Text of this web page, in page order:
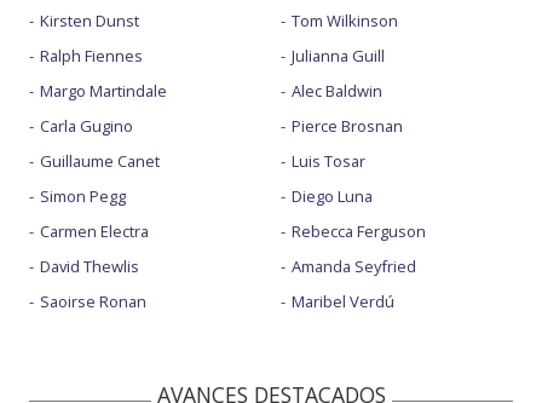
Kirsten Dunst
Ralph Fiennes
Margo Martindale
Carla Gugino
Guillaume Canet
Simon Pegg
Carmen Electra
David Thewlis
Saoirse Ronan
Tom Wilkinson
Julianna Guill
Alec Baldwin
Pierce Brosnan
Luis Tosar
Diego Luna
Rebecca Ferguson
Amanda Seyfried
Maribel Verdú
AVANCES DESTACADOS